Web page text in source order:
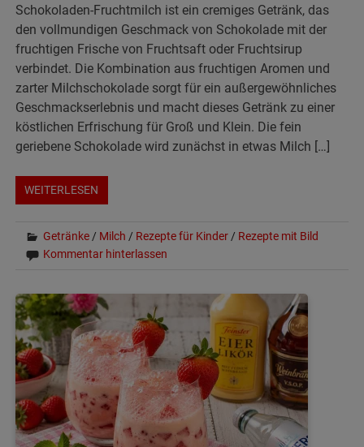
Schokoladen-Fruchtmilch ist ein cremiges Getränk, das
den vollmundigen Geschmack von Schokolade mit der
fruchtigen Frische von Fruchtsaft oder Fruchtsirup
verbindet. Die Kombination aus fruchtigen Aromen und
zarter Milchschokolade sorgt für ein außergewöhnliches
Geschmackserlebnis und macht dieses Getränk zu einer
köstlichen Erfrischung für Groß und Klein. Die fein
geriebene Schokolade wird zunächst in etwas Milch […]
WEITERLESEN
Getränke/ Milch / Rezepte für Kinder/ Rezepte mit Bild
Kommentar hinterlassen